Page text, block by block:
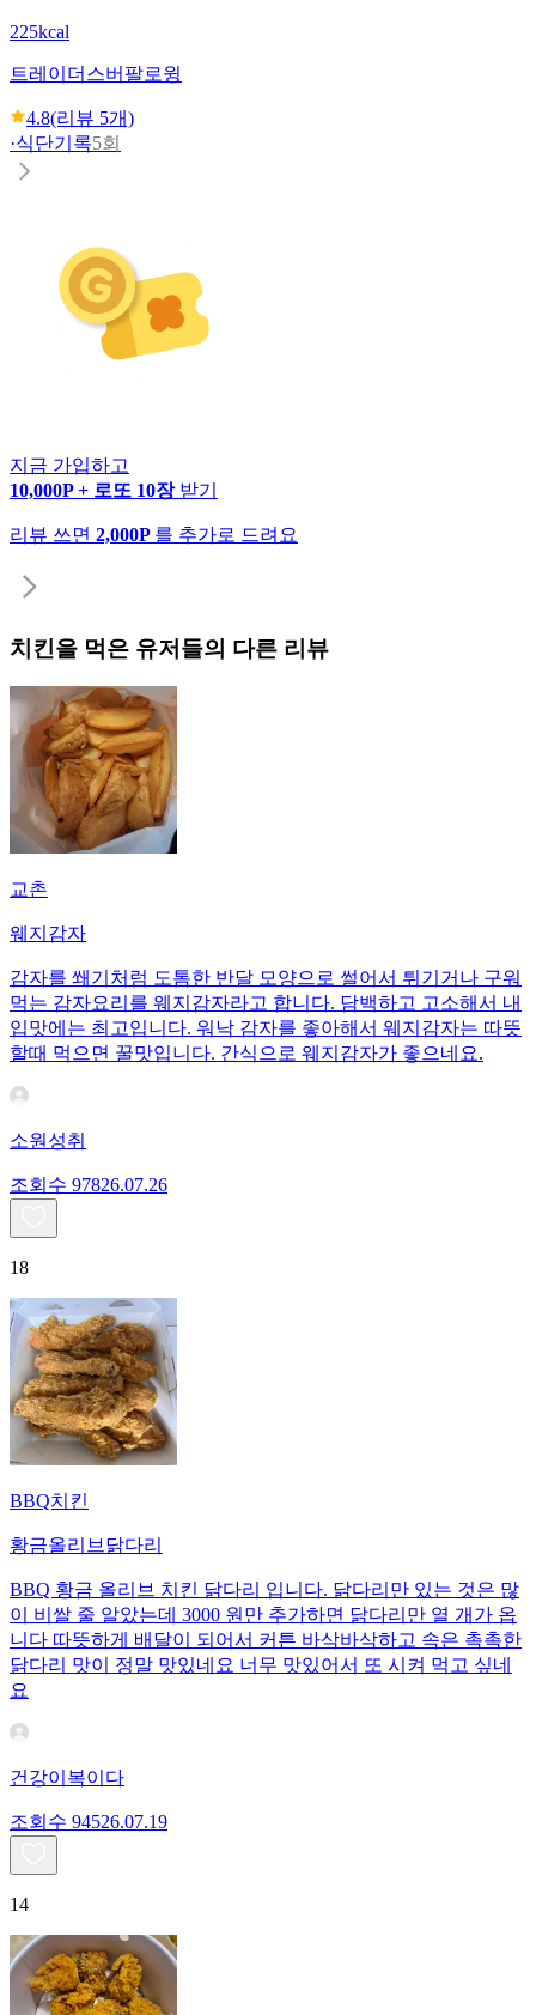
225kcal
트레이더스버팔로윙
4.8(리뷰 5개)
·식단기록5회
지금 가입하고
10,000P + 로또 10장 받기
리뷰 쓰면 2,000P 를 추가로 드려요
치킨을 먹은 유저들의 다른 리뷰
교촌
웨지감자
감자를 쐐기처럼 도톰한 반달 모양으로 썰어서 튀기거나 구워
먹는 감자요리를 웨지감자라고 합니다. 담백하고 고소해서 내
입맛에는 최고입니다. 워낙 감자를 좋아해서 웨지감자는 따뜻
할때 먹으면 꿀맛입니다. 간식으로 웨지감자가 좋으네요.
소원성취
조회수 97826.07.26
18
BBQ치킨
황금올리브닭다리
BBQ 황금 올리브 치킨 닭다리 입니다. 닭다리만 있는 것은 많
이 비쌀 줄 알았는데 3000 원만 추가하면 닭다리만 열 개가 옵
니다 따뜻하게 배달이 되어서 커튼 바삭바삭하고 속은 촉촉한
닭다리 맛이 정말 맛있네요 너무 맛있어서 또 시켜 먹고 싶네
요
건강이복이다
조회수 94526.07.19
14